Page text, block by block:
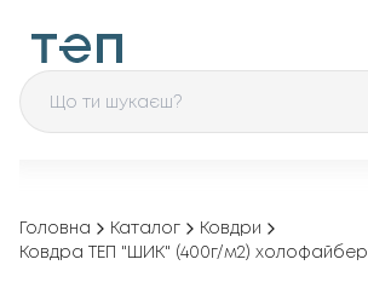
Головна Каталог
Ковдри
Ковдра ТЕП "ШИК" (400г/м2) холофайбер